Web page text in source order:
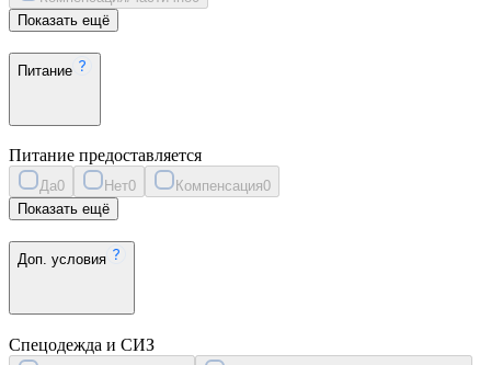
Показать ещё
Питание
Питание предоставляется
Да0 Нет0 Компенсация0
Показать ещё
Доп. условия
Спецодежда и СИЗ